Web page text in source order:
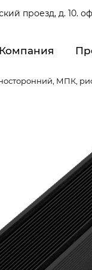
проезд, д. 10.
Компания
МПК,